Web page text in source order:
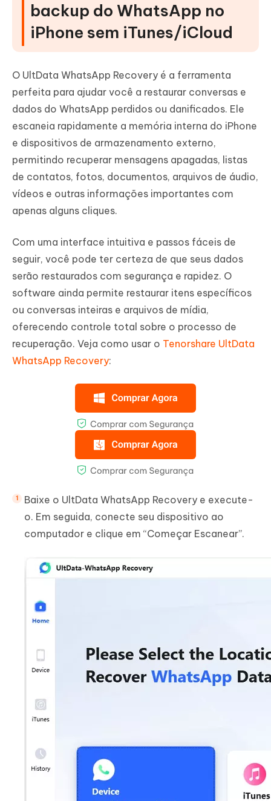
backup do WhatsApp no
iPhone sem iTunes/iCloud
O UltData WhatsApp Recovery é a ferramenta
perfeita para ajudar você a restaurar conversas e
dados do WhatsApp perdidos ou danificados. Ele
escaneia rapidamente a memória interna do iPhone
e dispositivos de armazenamento externo,
permitindo recuperar mensagens apagadas, listas
de contatos, fotos, documentos, arquivos de áudio,
vídeos e outras informações importantes com
apenas alguns cliques.
Com uma interface intuitiva e passos fáceis de
seguir, você pode ter certeza de que seus dados
serão restaurados com segurança e rapidez. O
software ainda permite restaurar itens específicos
ou conversas inteiras e arquivos de mídia,
oferecendo controle total sobre o processo de
recuperação. Veja como usar o Tenorshare UltData
WhatsApp Recovery:
Baixe o UltData WhatsApp Recovery e execute-
o. Em seguida, conecte seu dispositivo ao
computador e clique em “Começar Escanear”.